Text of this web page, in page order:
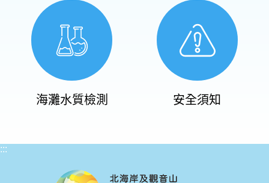
海灘水質檢測 安全須知
:::